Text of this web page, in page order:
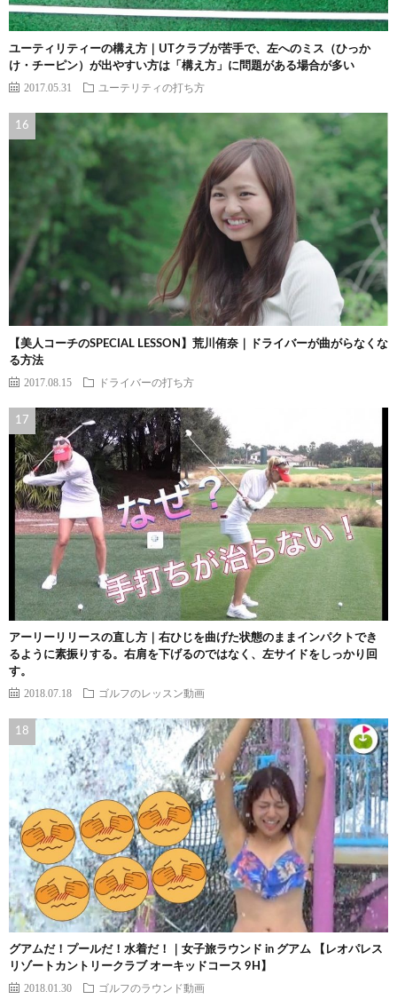
ユーティリティーの構え方｜UTクラブが苦手で、左へのミス（ひっか
け・チーピン）が出やすい方は「構え方」に問題がある場合が多い
2017.05.31 ユーテリティの打ち方
【美人コーチのSPECIAL LESSON】荒川侑奈｜ドライバーが曲がらなくな
る方法
2017.08.15 ドライバーの打ち方
アーリーリリースの直し方｜右ひじを曲げた状態のままインパクトでき
るように素振りする。右肩を下げるのではなく、左サイドをしっかり回
す。
2018.07.18 ゴルフのレッスン動画
グアムだ！プールだ！水着だ！｜女子旅ラウンド in グアム 【レオパレス
リゾートカントリークラブ オーキッドコース 9H】
2018.01.30 ゴルフのラウンド動画